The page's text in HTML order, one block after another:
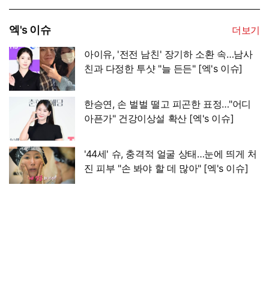
엑's 이슈
더보기
아이유, '전전 남친' 장기하 소환 속…남사
친과 다정한 투샷 "늘 든든" [엑's 이슈]
한승연, 손 벌벌 떨고 피곤한 표정…"어디
아픈가" 건강이상설 확산 [엑's 이슈]
'44세' 슈, 충격적 얼굴 상태…눈에 띄게 처
진 피부 "손 봐야 할 데 많아" [엑's 이슈]